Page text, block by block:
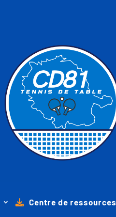
Centre de ressources